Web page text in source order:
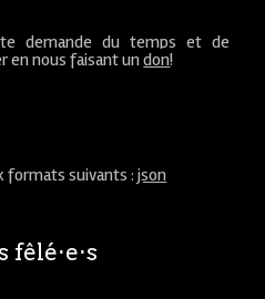
demande du temps et de
en nous faisant undon!
formats suivants :json